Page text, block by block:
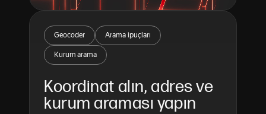
Geocoder Arama ipuçları
Kurum arama
Koordinat alın, adres ve
kurum araması yapın